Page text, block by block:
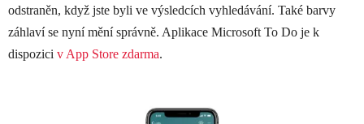
odstraněn, když jste byli ve výsledcích vyhledávání. Také barvy
záhlaví se nyní mění správně. Aplikace Microsoft To Do je k
dispozici v App Store zdarma.